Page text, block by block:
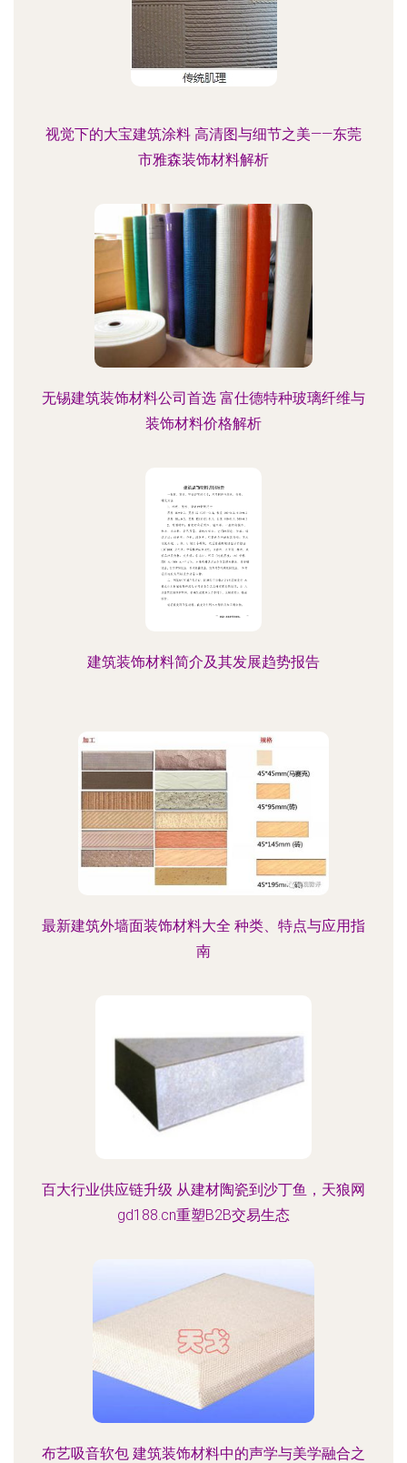
视觉下的大宝建筑涂料 高清图与细节之美——东莞
市雅森装饰材料解析
无锡建筑装饰材料公司首选 富仕德特种玻璃纤维与
装饰材料价格解析
建筑装饰材料简介及其发展趋势报告
最新建筑外墙面装饰材料大全 种类、特点与应用指
南
百大行业供应链升级 从建材陶瓷到沙丁鱼，天狼网
gd188.cn重塑B2B交易生态
布艺吸音软包 建筑装饰材料中的声学与美学融合之